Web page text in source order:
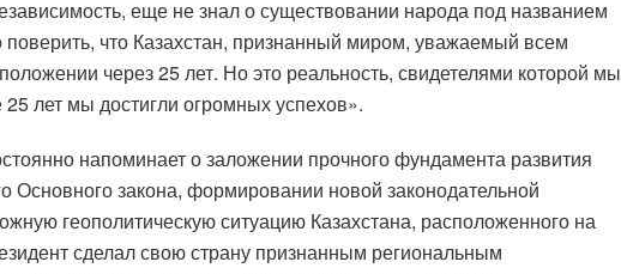
еще не знал о существовании народа под названием
поверить, что Казахстан, признанный миром, уважаемый всем
через 25 лет. Но это реальность, свидетелями которой мы
лет мы достигли огромных успехов».
напоминает о заложении прочного фундамента развития
Основного закона, формировании новой законодательной
геополитическую ситуацию Казахстана, расположенного на
сделал свою страну признанным региональным